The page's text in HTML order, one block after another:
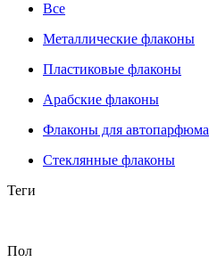
Все
Металлические флаконы
Пластиковые флаконы
Арабские флаконы
Флаконы для автопарфюма
Стеклянные флаконы
Теги
Пол